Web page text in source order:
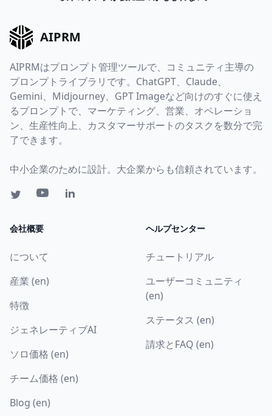
AIPRM
AIPRMはプロンプト管理ツールで、コミュニティ主導の
プロンプトライブラリです。ChatGPT、Claude、
Gemini、Midjourney、GPT Imageなど向けのすぐに使え
るプロンプトで、マーケティング、営業、オペレーショ
ン、生産性向上、カスタマーサポートのタスクを数分で完
了できます。
中小企業のために設計。大企業からも信頼されています。
会社概要
について
産業 (en)
特徴
ジェネレーティブAI
ソロ価格 (en)
チーム価格 (en)
Blog (en)
ヘルプセンター
チュートリアル
ユーザーコミュニティ
(en)
ステータス (en)
請求とFAQ (en)